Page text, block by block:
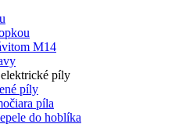
M14
píly
píly
píla
do hoblíka